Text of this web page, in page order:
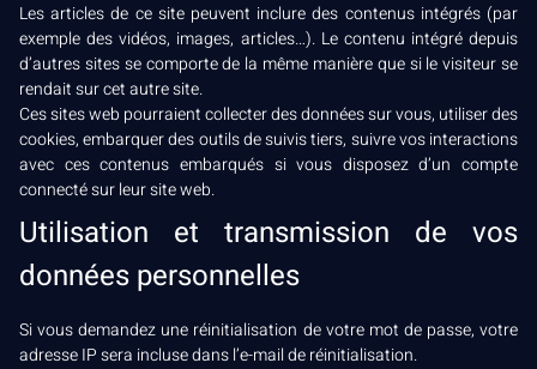
Les articles de ce site peuvent inclure des contenus intégrés (par
exemple des vidéos, images, articles…). Le contenu intégré depuis
d’autres sites se comporte de la même manière que si le visiteur se
rendait sur cet autre site.
Ces sites web pourraient collecter des données sur vous, utiliser des
cookies, embarquer des outils de suivis tiers, suivre vos interactions
avec ces contenus embarqués si vous disposez d’un compte
connecté sur leur site web.
Utilisation et transmission de vos
données personnelles
Si vous demandez une réinitialisation de votre mot de passe, votre
adresse IP sera incluse dans l’e-mail de réinitialisation.